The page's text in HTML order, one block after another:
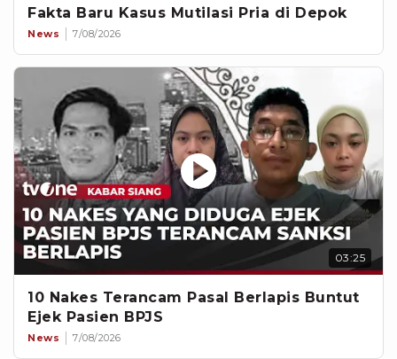
Fakta Baru Kasus Mutilasi Pria di Depok
News 7/08/2026
03:25
10 Nakes Terancam Pasal Berlapis Buntut
Ejek Pasien BPJS
News 7/08/2026